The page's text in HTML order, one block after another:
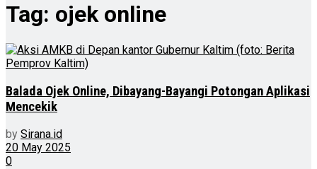
Tag: ojek online
Balada Ojek Online, Dibayang-Bayangi Potongan Aplikasi
Mencekik
by Sirana.id
20 May 2025
0